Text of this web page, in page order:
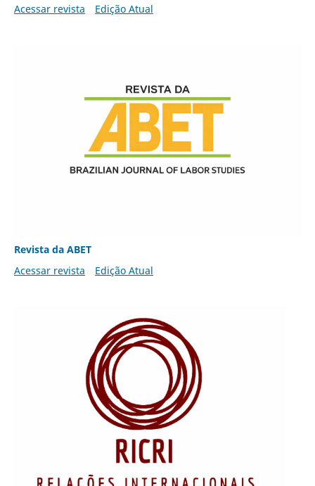
Acessar revista Edição Atual
Revista da ABET
Acessar revista
Edição Atual